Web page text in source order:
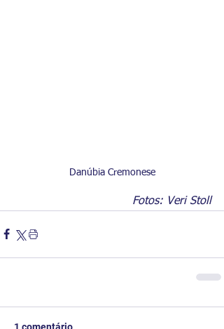
Danúbia Cremonese
Fotos: Veri Stoll
1 comentário